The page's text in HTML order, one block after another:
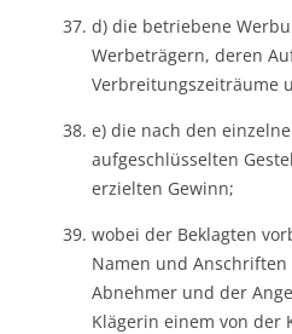
d) die betriebene
Werbeträgern, deren
Verbreitungszeiträume
e) die nach den
aufgeschlüsselten
erzielten Gewinn;
wobei der Beklagten
Namen und
Abnehmer und der
Klägerin einem von der